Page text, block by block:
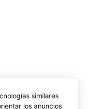
similares
los anuncios